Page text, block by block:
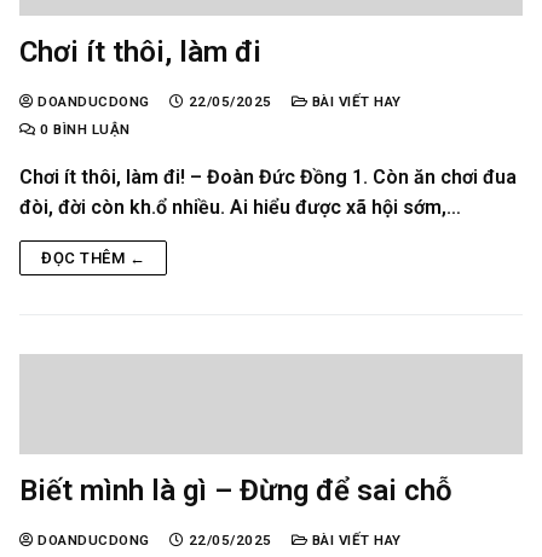
Chơi ít thôi, làm đi
DOANDUCDONG 22/05/2025
BÀI VIẾT HAY
0 BÌNH LUẬN
Chơi ít thôi, làm đi! – Đoàn Đức Đồng 1. Còn ăn chơi đua
đòi, đời còn kh.ổ nhiều. Ai hiểu được xã hội sớm,…
ĐỌC THÊM ←
Biết mình là gì – Đừng để sai chỗ
DOANDUCDONG 22/05/2025
BÀI VIẾT HAY